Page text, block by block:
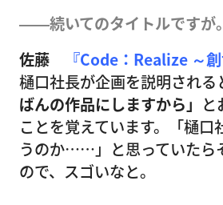
――続いてのタイトルですが。
佐藤
『Code：Realize ～
樋口社長が企画を説明される
ばんの作品にしますから」 と
ことを覚えています。「樋口
うのか……」と思っていたら
ので、スゴいなと。